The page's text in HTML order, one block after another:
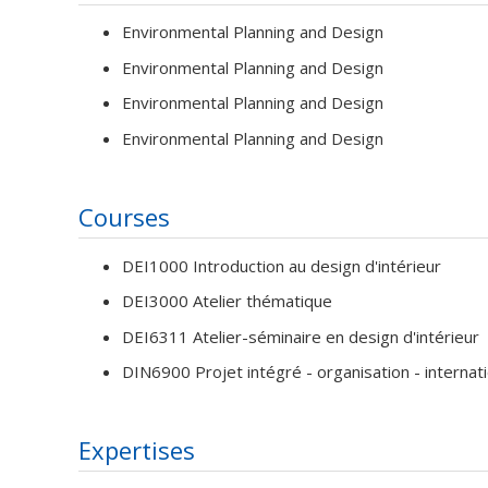
Environmental Planning and Design
Environmental Planning and Design
Environmental Planning and Design
Environmental Planning and Design
Courses
DEI1000 Introduction au design d'intérieur
DEI3000 Atelier thématique
DEI6311 Atelier-séminaire en design d'intérieur
DIN6900 Projet intégré - organisation -
Expertises